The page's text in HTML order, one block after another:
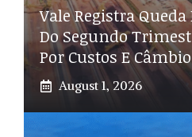
Vale Registra Queda
Do Segundo
Por Custos E Câmbio
August 1, 2026